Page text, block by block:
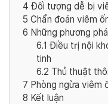
4 Đối tượng dễ bị
5 Chẩn đoán viêm
6 Những phương
6.1 Điều trị nội
tinh
6.2 Thủ thuật
7 Phòng ngừa viêm
8 Kết luận